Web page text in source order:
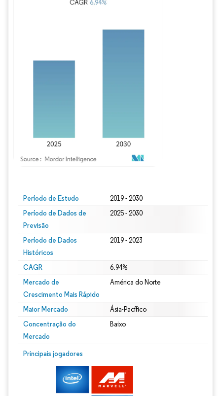
Período de Estudo 2019 - 2030
Período de Dados de
Previsão
2025 - 2030
Período de Dados
Históricos
2019 - 2023
CAGR 6.94%
Mercado de
Crescimento Mais Rápido
América do Norte
Maior Mercado Ásia-Pacífico
Concentração do
Mercado
Baixo
Principais jogadores